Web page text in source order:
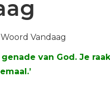
Woord Vandaag
van God. Je